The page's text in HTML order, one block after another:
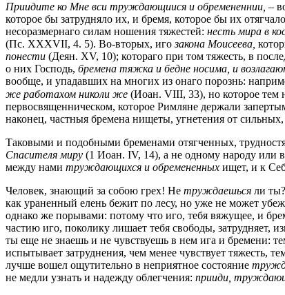
Приидите ко Мне вси труждающиися и обремененнии, –
которое бы затрудняло их, и бремя, которое бы их
несоразмернаго силам ношения тяжестей: несть мира в
(Пс. XXXVII, 4. 5). Во-вторых, игозакона Моисеева,
понести (Деян. XV, 10); котораго при том тяжесть, в
о них Господь, бремена тяжка и бедне носима, и
вообще, и упадавших на многих из онаго порознь:
же работахом николи же (Иоан. VIII, 33), но которое тем
первосвященническом, которое Римляне держали
наконец, частныя бремена нищеты, угнетения от сильных,
Таковыми и подобными бременами отягченных,
Спасителя миру (1 Иоан. IV, 14), а не одному народу или
между нами труждающихся и обремененных ищет, и к
Человек, знающий за собою грех! Не труждаешься ли
как ураненный елень бежит по лесу, но уже не может
однако же порывами: потому что иго, тебя вяжущее, и
частию иго, поколику лишает тебя свободы, затрудняет,
ты еще не знаешь и не чувствуешь в нем ига и бремени:
испытывает затруднения, чем менее чувствует тяжесть,
лучше вошел ощутительно в неприятное состояние
не медли узнать и надежду облегчения: прииди,